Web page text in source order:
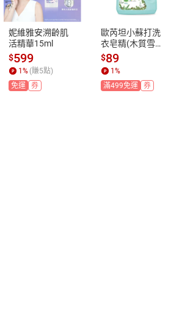
妮維雅安溯齡肌
活精華15ml
$599
1 % (賺5點)
免運
券
歐芮坦小蘇打洗
衣皂精(木質雪松)
1500g
$89
1 %
滿499免運
券